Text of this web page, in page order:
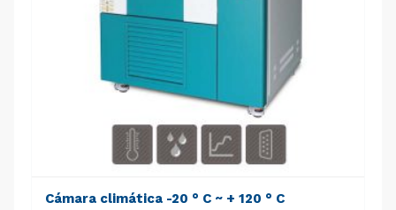
Cámara climática -20 ° C ~ + 120 ° C